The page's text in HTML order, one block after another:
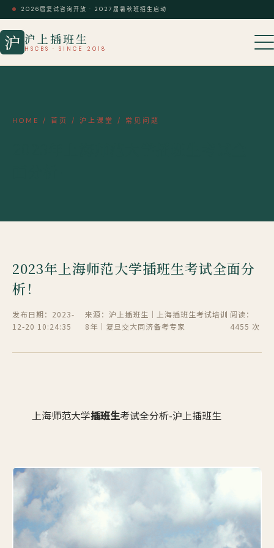
2026届复试咨询开放 · 2027届暑秋班招生启动
沪 沪上插班生
HSCBS · SINCE 2018
HOME / 首页 / 沪上课堂 / 常见问题
2023年上海师范大学插班生考试全面分
析！
发布日期：2023-
12-20 10:24:35
来源：沪上插班生｜上海插班生考试培训
8年｜复旦交大同济备考专家
阅读：
4455 次
上海师范大学插班生考试全分析-沪上插班生